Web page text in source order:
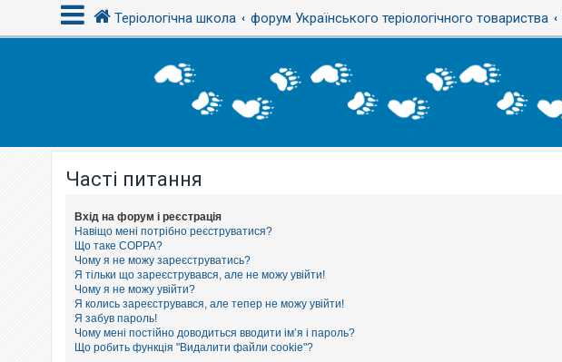
Теріологічна школа форум Українського теріологічного товариства
Часті питання
Вхід на форум і реєстрація
Навіщо мені потрібно реєструватися?
Що таке COPPA?
Чому я не можу зареєструватись?
Я тільки що зареєструвався, але не можу увійти!
Чому я не можу увійти?
Я колись зареєструвався, але тепер не можу увійти!
Я забув пароль!
Чому мені постійно доводиться вводити ім’я і пароль?
Що робить функція "Видалити файли cookie"?